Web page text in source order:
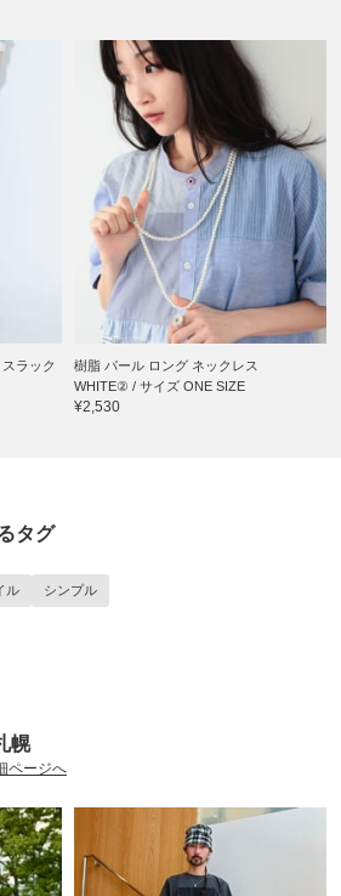
ラック
樹脂 パール ロング ネックレス
WHITE② / サイズ ONE SIZE
¥2,530
タグ
ル シンプル
幌
ページへ